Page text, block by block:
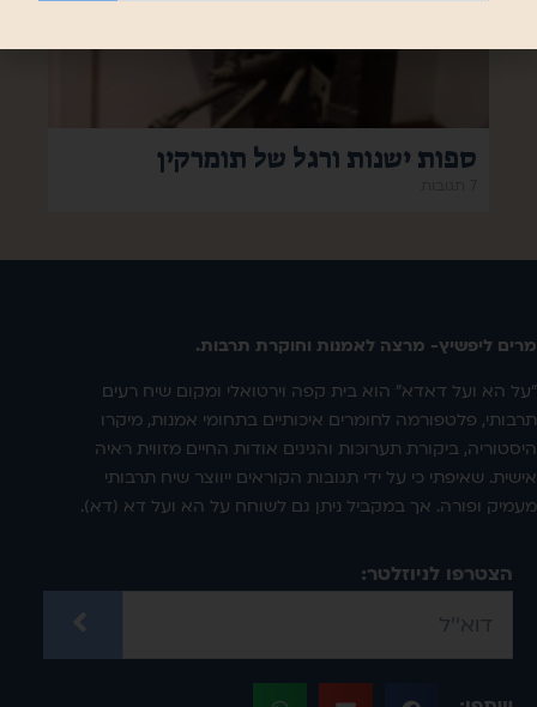
ספות ישנות ורגל של תומרקין
מרים ליפשיץ- מרצה לאמנות וחוקרת תרבות.
"על הא ועל דאדא" הוא בית קפה וירטואלי ומקום שיח רעים
תרבותי, פלטפורמה לחומרים איכותיים בתחומי אמנות, מיקרו
היסטוריה, ביקורת תערוכות והגיגים אודות החיים מזווית ראיה
אישית. שאיפתי כי על ידי תגובות הקוראים ייווצר שיח תרבותי
מעמיק ופורה. אך במקביל ניתן גם לשוחח על הא ועל דא (דא).
הצטרפו לניוזלטר: